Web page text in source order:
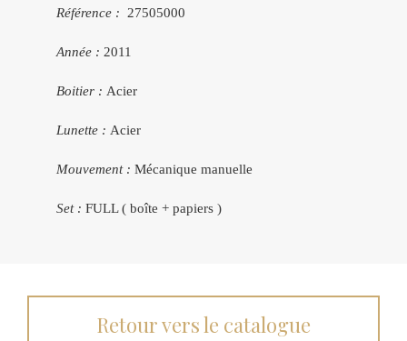
Référence : 27505000
Année : 2011
Boitier : Acier
Lunette : Acier
Mouvement : Mécanique manuelle
Set : FULL ( boîte + papiers )
Retour vers le catalogue